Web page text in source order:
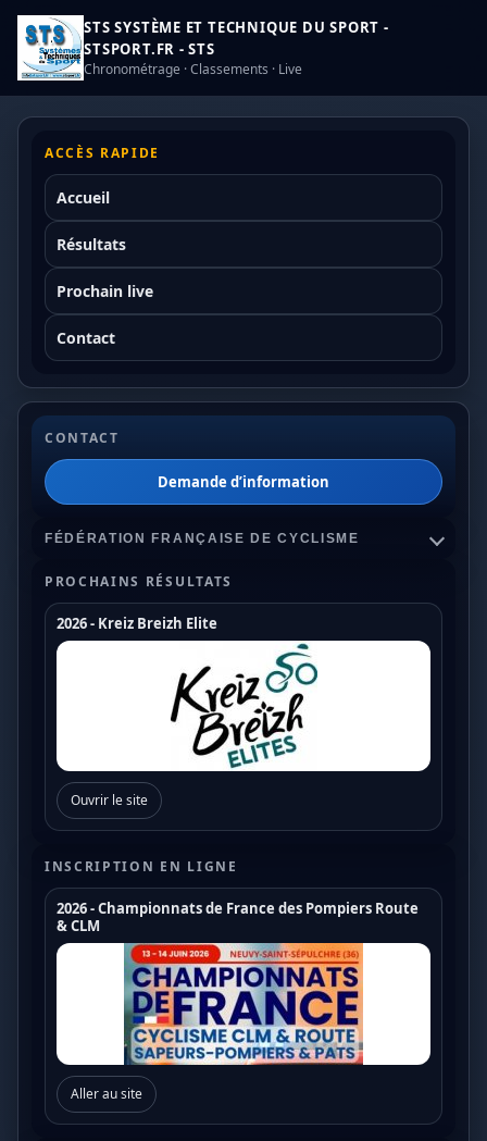
STS SYSTÈME ET TECHNIQUE DU SPORT -
STSPORT.FR - STS
Chronométrage · Classements · Live
ACCÈS RAPIDE
Accueil
Résultats
Prochain live
Contact
CONTACT
Demande d’information
FÉDÉRATION FRANÇAISE DE CYCLISME
Championnats de France
Coupe de France Cyclo Cross
Coupe de France N1
Coupe de France N2
Coupe de France N3
Coupe de France U17
Coupe de France U19
Trophée de France
PROCHAINS RÉSULTATS
2026 - Kreiz Breizh Elite
Ouvrir le site
INSCRIPTION EN LIGNE
2026 - Championnats de France des Pompiers Route
& CLM
Aller au site